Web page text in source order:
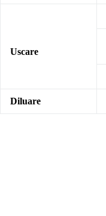
Uscare
Diluare